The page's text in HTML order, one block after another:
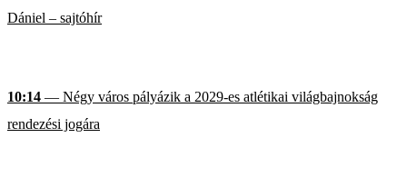
Dániel – sajtóhír
10:14 — Négy város pályázik a 2029-es atlétikai világbajnokság
rendezési jogára